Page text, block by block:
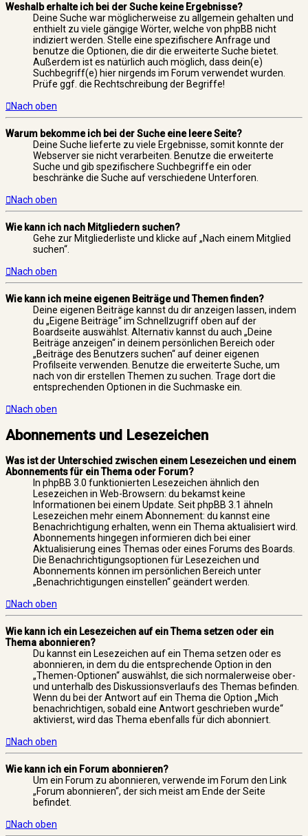
Weshalb erhalte ich bei der Suche keine Ergebnisse?
Deine Suche war möglicherweise zu allgemein gehalten und
enthielt zu viele gängige Wörter, welche von phpBB nicht
indiziert werden. Stelle eine spezifischere Anfrage und
benutze die Optionen, die dir die erweiterte Suche bietet.
Außerdem ist es natürlich auch möglich, dass dein(e)
Suchbegriff(e) hier nirgends im Forum verwendet wurden.
Prüfe ggf. die Rechtschreibung der Begriffe!
Nach oben
Warum bekomme ich bei der Suche eine leere Seite?
Deine Suche lieferte zu viele Ergebnisse, somit konnte der
Webserver sie nicht verarbeiten. Benutze die erweiterte
Suche und gib spezifischere Suchbegriffe ein oder
beschränke die Suche auf verschiedene Unterforen.
Nach oben
Wie kann ich nach Mitgliedern suchen?
Gehe zur Mitgliederliste und klicke auf „Nach einem Mitglied
suchen“.
Nach oben
Wie kann ich meine eigenen Beiträge und Themen finden?
Deine eigenen Beiträge kannst du dir anzeigen lassen, indem
du „Eigene Beiträge“ im Schnellzugriff oben auf der
Boardseite auswählst. Alternativ kannst du auch „Deine
Beiträge anzeigen“ in deinem persönlichen Bereich oder
„Beiträge des Benutzers suchen“ auf deiner eigenen
Profilseite verwenden. Benutze die erweiterte Suche, um
nach von dir erstellen Themen zu suchen. Trage dort die
entsprechenden Optionen in die Suchmaske ein.
Nach oben
Abonnements und Lesezeichen
Was ist der Unterschied zwischen einem Lesezeichen und einem
Abonnements für ein Thema oder Forum?
In phpBB 3.0 funktionierten Lesezeichen ähnlich den
Lesezeichen in Web-Browsern: du bekamst keine
Informationen bei einem Update. Seit phpBB 3.1 ähneln
Lesezeichen mehr einem Abonnement: du kannst eine
Benachrichtigung erhalten, wenn ein Thema aktualisiert wird.
Abonnements hingegen informieren dich bei einer
Aktualisierung eines Themas oder eines Forums des Boards.
Die Benachrichtigungsoptionen für Lesezeichen und
Abonnements können im persönlichen Bereich unter
„Benachrichtigungen einstellen“ geändert werden.
Nach oben
Wie kann ich ein Lesezeichen auf ein Thema setzen oder ein
Thema abonnieren?
Du kannst ein Lesezeichen auf ein Thema setzen oder es
abonnieren, in dem du die entsprechende Option in den
„Themen-Optionen“ auswählst, die sich normalerweise ober-
und unterhalb des Diskussionsverlaufs des Themas befinden.
Wenn du bei der Antwort auf ein Thema die Option „Mich
benachrichtigen, sobald eine Antwort geschrieben wurde“
aktivierst, wird das Thema ebenfalls für dich abonniert.
Nach oben
Wie kann ich ein Forum abonnieren?
Um ein Forum zu abonnieren, verwende im Forum den Link
„Forum abonnieren“, der sich meist am Ende der Seite
befindet.
Nach oben